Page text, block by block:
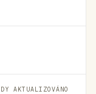
AKTUALIZOVÁNO